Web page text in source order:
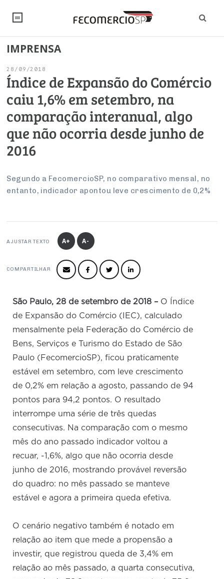
NOTÍCIAS
Editorial
Artigos
Institucional
Debates Fecomercio-SP
PROJETOS ESPECIAIS:
UM BRASIL
Economia
Pesquisas
Brasil
Modernização do Estado
Economia Digital
Legislação
Trabalho
Arbitragem e Mediação
Negócios
Atacado
Afixação de preços e fiscalização
Sustentabilidade
PROJETOS ESPECIAIS:
Logística Reversa
SINDICATOS
PESQUISAS
FALE CONOSCO
INSTITUCIONAL
Imprensa
SENAC
Licitações
Prêmio de Sustentabilidade
CONSELHOS
Conselho de Assuntos Tributários
Conselho de Economia Empresarial e Política
Conselho do Comércio Atacadista
Conselho de Serviços
Conselho de Relações Internacionais
Conselho de Comércio Eletrônico
Produtos e Serviços
Advocacy
IMPRENSA
28/09/2018
Índice de Expansão do Comércio
caiu 1,6% em setembro, na
comparação interanual, algo
que não ocorria desde junho de
2016
Segundo a FecomercioSP, no comparativo mensal, no
entanto, indicador apontou leve crescimento de 0,2%
AJUSTAR TEXTO A+ A-
COMPARTILHAR
São Paulo, 28 de setembro de 2018 – O Índice
de Expansão do Comércio (IEC), calculado
mensalmente pela Federação do Comércio de
Bens, Serviços e Turismo do Estado de São
Paulo (FecomercioSP), ficou praticamente
estável em setembro, com leve crescimento
de 0,2% em relação a agosto, passando de 94
pontos para 94,2 pontos. O resultado
interrompe uma série de três quedas
consecutivas. Na comparação com o mesmo
mês do ano passado indicador voltou a
recuar, -1,6%, algo que não ocorria desde
junho de 2016, mostrando provável reversão
do quadro: no mês passado se manteve
estável e agora a primeira queda efetiva.
O cenário negativo também é notado em
relação ao item que mede a propensão a
investir, que registrou queda de 3,4% em
relação ao mês passado, a quarta consecutiva,